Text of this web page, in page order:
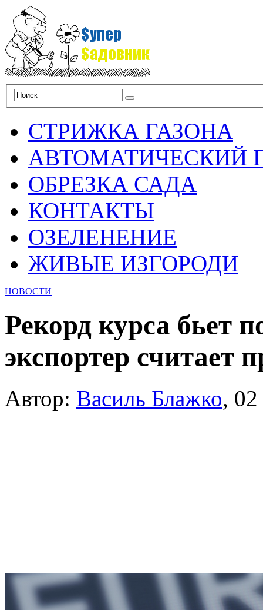
СТРИЖКА ГАЗОНА
АВТОМАТИЧЕСКИЙ
ОБРЕЗКА САДА
КОНТАКТЫ
ОЗЕЛЕНЕНИЕ
ЖИВЫЕ ИЗГОРОДИ
НОВОСТИ
Рекорд курса бьет
экспортер считает
Автор: Василь Блажко,